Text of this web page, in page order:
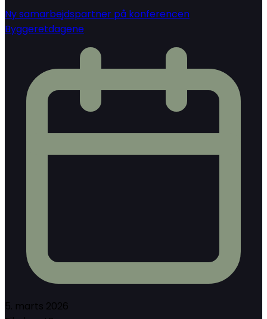
Ny samarbejdspartner på konferencen
Byggeretdagene
5. marts 2026